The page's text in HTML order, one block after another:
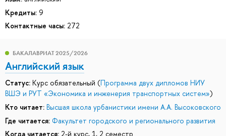
Кредиты: 9
Контактные часы: 272
БАКАЛАВРИАТ 2025/2026
Английский язык
Статус: Курс обязательный (Программа двух дипломов НИУ
ВШЭ и РУТ «Экономика и инженерия транспортных систем»)
Кто читает: Высшая школа урбанистики имени А.А. Высоковского
Где читается: Факультет городского и регионального развития
Когда читается: 2-й курс, 1, 2 семестр